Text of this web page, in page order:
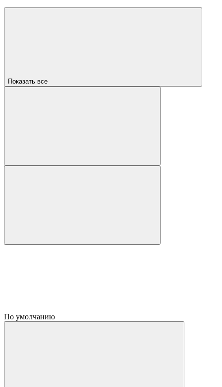
Показать все
По умолчанию